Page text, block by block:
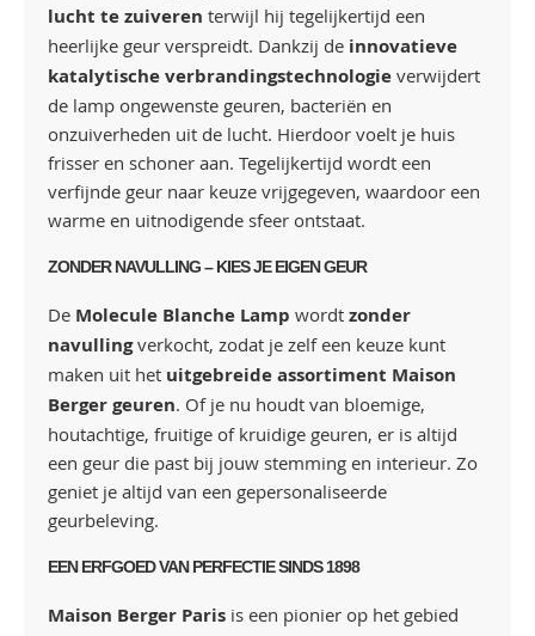
lucht te zuiveren terwijl hij tegelijkertijd een
heerlijke geur verspreidt. Dankzij de innovatieve
katalytische verbrandingstechnologie verwijdert
de lamp ongewenste geuren, bacteriën en
onzuiverheden uit de lucht. Hierdoor voelt je huis
frisser en schoner aan. Tegelijkertijd wordt een
verfijnde geur naar keuze vrijgegeven, waardoor een
warme en uitnodigende sfeer ontstaat.
ZONDER NAVULLING – KIES JE EIGEN GEUR
De Molecule Blanche Lamp wordt zonder
navullingverkocht, zodat je zelf een keuze kunt
maken uit het uitgebreide assortiment Maison
Berger geuren. Of je nu houdt van bloemige,
houtachtige, fruitige of kruidige geuren, er is altijd
een geur die past bij jouw stemming en interieur. Zo
geniet je altijd van een gepersonaliseerde
geurbeleving.
EEN ERFGOED VAN PERFECTIE SINDS 1898
Maison Berger Paris is een pionier op het gebied